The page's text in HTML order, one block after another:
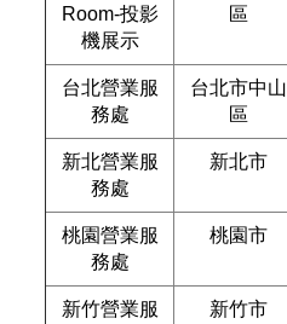
Room-投影
機展示
區
台北營業服
務處
台北市中山
區
新北營業服
務處
新北市
桃園營業服
務處
桃園市
新竹營業服
新竹市